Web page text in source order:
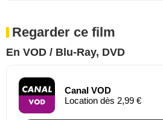
Regarder ce film
En VOD / Blu-Ray, DVD
Canal VOD
Location dès 2,99 €